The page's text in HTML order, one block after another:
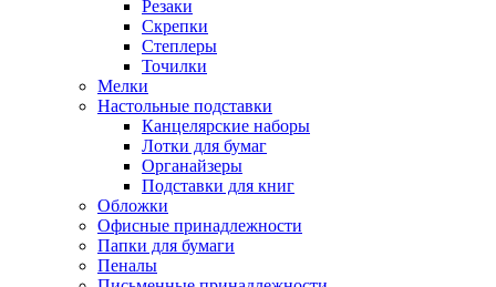
Резаки
Скрепки
Степлеры
Точилки
Мелки
Настольные подставки
Канцелярские наборы
Лотки для бумаг
Органайзеры
Подставки для книг
Обложки
Офисные принадлежности
Папки для бумаги
Пеналы